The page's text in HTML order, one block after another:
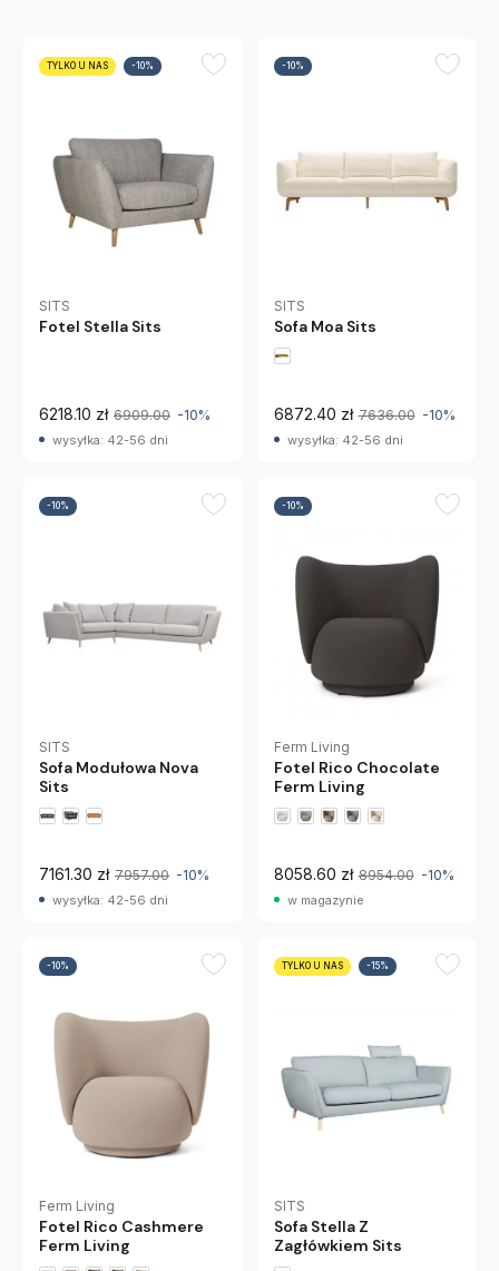
TYLKO U NAS -10%
SITS
Fotel Stella Sits
6218.10 zł 6909.00 -10%
wysyłka: 42-56 dni
-10%
SITS
Sofa Moa Sits
6872.40 zł 7636.00 -10%
wysyłka: 42-56 dni
-10%
SITS
Sofa Modułowa Nova
Sits
7161.30 zł 7957.00 -10%
wysyłka: 42-56 dni
-10%
Ferm Living
Fotel Rico Chocolate
Ferm Living
8058.60 zł 8954.00 -10%
w magazynie
-10%
Ferm Living
Fotel Rico Cashmere
Ferm Living
TYLKO U NAS -15%
SITS
Sofa Stella Z
Zagłówkiem Sits